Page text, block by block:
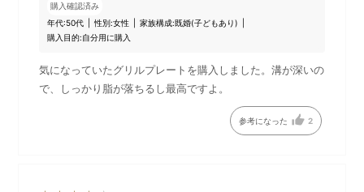
購入確認済み
年代:50代 性別:女性 家族構成:既婚(子どもあり)
購入目的:自分用に購入
気になっていたグリルプレートを購入しました。溝が深いの
で、しっかり脂が落ちるし最高ですよ。
参考になった 2